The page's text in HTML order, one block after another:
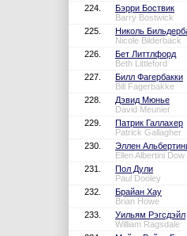
224.
Бэрри Боствик
Barry Bostwick
225.
Николь
Nicole Bilderback
226.
Бет Литтлфорд
Beth Littleford
227.
Билл Фагербакки
Bill Fagerbakke
228.
Дэвид Мюнье
David Meunier
229.
Патрик Галлахер
Patrick Gallagher
230.
Эллен
Ellen Albertini Dow
231.
Пол Дули
Paul Dooley
232.
Брайан Хау
Brian Howe
233.
Уильям Рэгсдэйл
William Ragsdale